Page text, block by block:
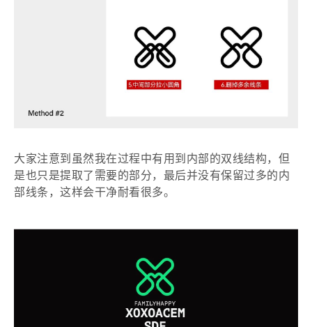
大家注意到虽然我在过程中有用到内部的双线结构，但
是也只是提取了需要的部分，最后并没有保留过多的内
部线条，这样会干净耐看很多。